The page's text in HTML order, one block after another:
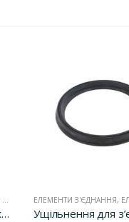
Черв’ячний хомут з ​​нержавіючої сталі (із пружинним)
ЕЛЕМЕНТИ З'ЄДНАННЯ,